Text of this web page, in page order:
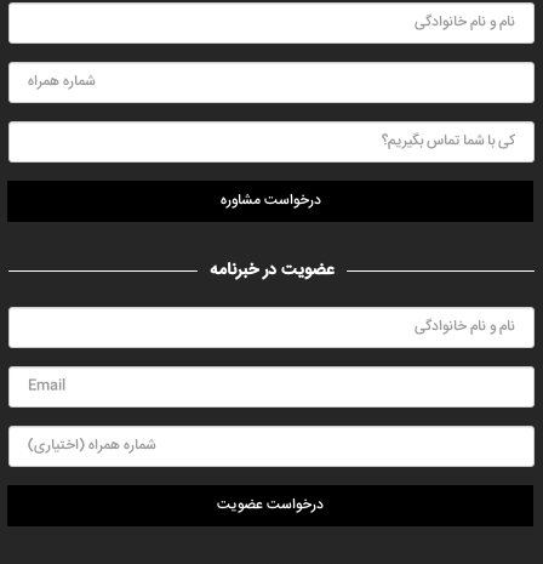
درخواست مشاوره
عضویت در خبرنامه
درخواست عضویت